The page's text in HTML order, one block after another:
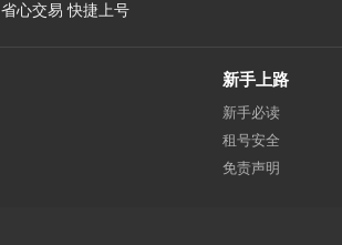
省心交易 快捷上号
新手上路
新手必读
租号安全
免责声明